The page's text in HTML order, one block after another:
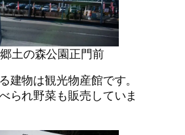
土の森公園正門前
建物は観光物産館です。
られ野菜も販売していま